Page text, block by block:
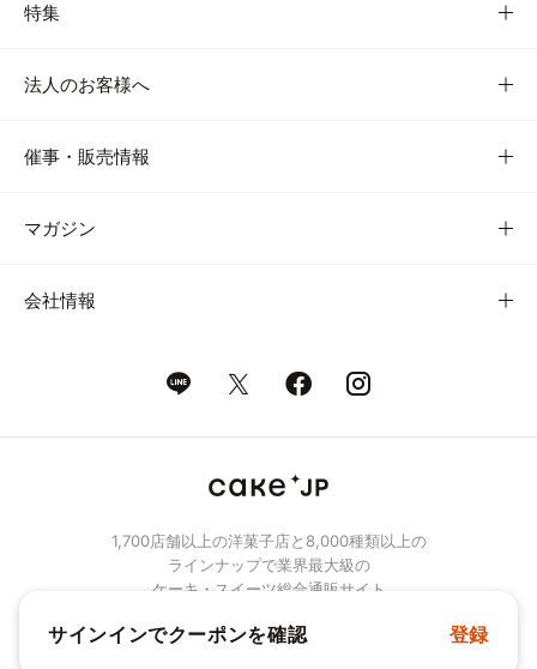
特集
法人のお客様へ
催事・販売情報
マガジン
会社情報
1,700店舗以上の洋菓子店と8,000種類以上の
ラインナップで業界最大級の
ケーキ・スイーツ総合通販サイト
© Cake.jp Co., Ltd.
サインインでクーポンを確認 登録